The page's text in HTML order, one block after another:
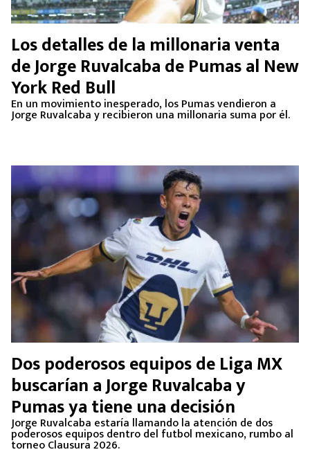
Los detalles de la millonaria venta
de Jorge Ruvalcaba de Pumas al New
York Red Bull
En un movimiento inesperado, los Pumas vendieron a
Jorge Ruvalcaba y recibieron una millonaria suma por él.
Dos poderosos equipos de Liga MX
buscarían a Jorge Ruvalcaba y
Pumas ya tiene una decisión
Jorge Ruvalcaba estaría llamando la atención de dos
poderosos equipos dentro del futbol mexicano, rumbo al
torneo Clausura 2026.